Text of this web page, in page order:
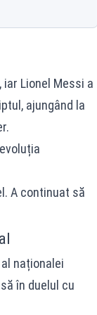
Lionel Messi a
ajungând la
A continuat să
naționalei
în duelul cu